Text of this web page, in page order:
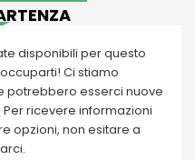
disponibili per questo
Ci stiamo
potrebbero esserci nuove
ricevere informazioni
opzioni, non esitare a